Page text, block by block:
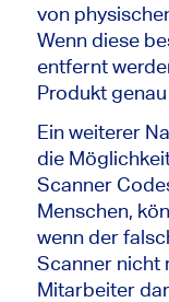
von
Wenn diese
entfernt
Produkt
Ein weiterer
die
Scanner
Menschen,
wenn der
Scanner nicht
Mitarbeiter